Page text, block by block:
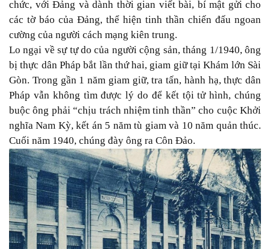
chức, với Đảng và dành thời gian viết bài, bí mật gửi cho
các tờ báo của Đảng, thể hiện tinh thần chiến đấu ngoan
cường của người cách mạng kiên trung.
Lo ngại về sự tự do của người cộng sản, tháng 1/1940, ông
bị thực dân Pháp bắt lần thứ hai, giam giữ tại Khám lớn Sài
Gòn. Trong gần 1 năm giam giữ, tra tấn, hành hạ, thực dân
Pháp vẫn không tìm được lý do để kết tội tử hình, chúng
buộc ông phải “chịu trách nhiệm tinh thần” cho cuộc Khởi
nghĩa Nam Kỳ, kết án 5 năm tù giam và 10 năm quản thúc.
Cuối năm 1940, chúng đày ông ra Côn Đảo.